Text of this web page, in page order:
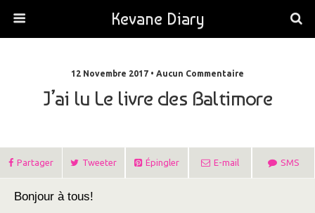
Kevane Diary
12 Novembre 2017 • Aucun Commentaire
J’ai lu Le livre des Baltimore
Partager Tweeter Épingler E-mail SMS
Bonjour à tous!